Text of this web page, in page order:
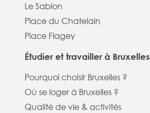
Le Sablon
Place du Chatelain
Place Flagey
Étudier et travailler à Bruxelles
Pourquoi choisir Bruxelles ?
Où se loger à Bruxelles ?
Qualité de vie & activités